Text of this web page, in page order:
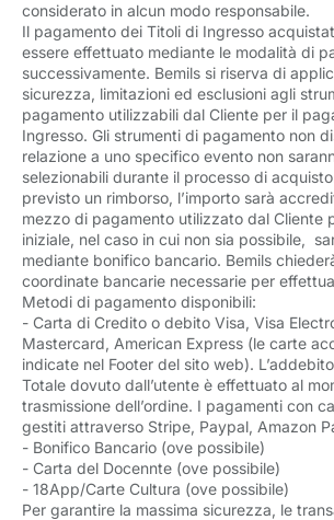
considerato in alcun modo responsabile.
Il pagamento dei Titoli di Ingresso
essere effettuato mediante le modalità di
successivamente. Bemils si riserva di
sicurezza, limitazioni ed esclusioni agli
pagamento utilizzabili dal Cliente per il
Ingresso. Gli strumenti di pagamento non
relazione a uno specifico evento non
selezionabili durante il processo di
previsto un rimborso, l’importo sarà
mezzo di pagamento utilizzato dal Cliente
iniziale, nel caso in cui non sia possibile,
mediante bonifico bancario. Bemils
coordinate bancarie necessarie per
Metodi di pagamento disponibili:
- Carta di Credito o debito Visa, Visa
Mastercard, American Express (le carte
indicate nel Footer del sito web).
Totale dovuto dall’utente è effettuato al
trasmissione dell’ordine. I pagamenti con
gestiti attraverso Stripe, Paypal, Amazon
- Bonifico Bancario (ove possibile)
- Carta del Docennte (ove possibile)
- 18App/Carte Cultura (ove possibile)
Per garantire la massima sicurezza, le